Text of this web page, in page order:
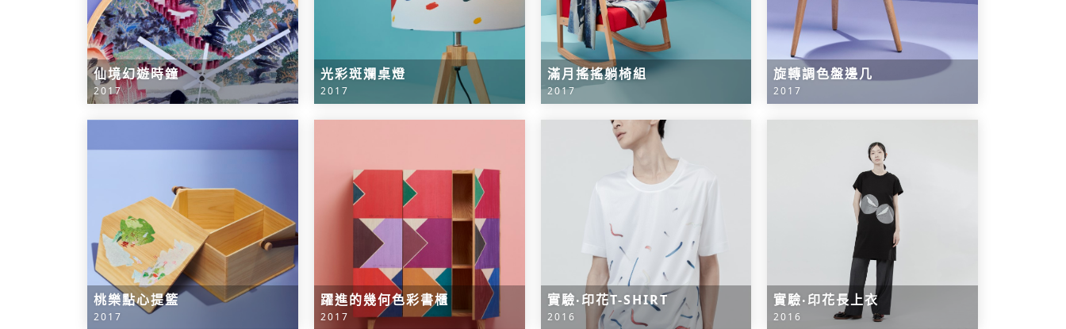
仙境幻遊時鐘
2017
光彩斑斕桌燈
2017
滿月搖搖躺椅組
2017
旋轉調色盤邊几
2017
桃樂點心提籃
2017
躍進的幾何色彩書櫃
2017
實驗‧印花T-SHIRT
2016
實驗‧印花長上衣
2016